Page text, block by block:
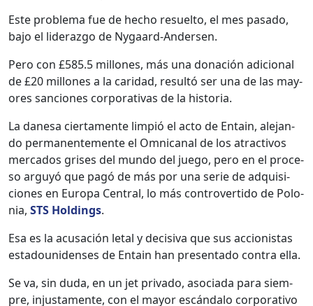
Este prob­le­ma fue de hecho resuel­to, el mes pasa­do,
bajo el lid­er­az­go de Nygaard-Ander­sen.
Pero con £585.5 mil­lones, más una donación adi­cional
de £20 mil­lones a la cari­dad, resultó ser una de las may­
ores san­ciones cor­po­ra­ti­vas de la his­to­ria.
La dane­sa cier­ta­mente limpió el acto de Entain, ale­jan­
do per­ma­nen­te­mente el Omni­canal de los atrac­tivos
mer­ca­dos gris­es del mun­do del juego, pero en el pro­ce­
so arguyó que pagó de más por una serie de adquisi­
ciones en Europa Cen­tral, lo más con­tro­ver­tido de Polo­
nia, STS Hold­ings.
Esa es la acusación letal y deci­si­va que sus accionistas
esta­dounidens­es de Entain han pre­sen­ta­do con­tra ella.
Se va, sin duda, en un jet pri­va­do, aso­ci­a­da para siem­
pre, injus­ta­mente, con el may­or escán­da­lo cor­po­ra­ti­vo